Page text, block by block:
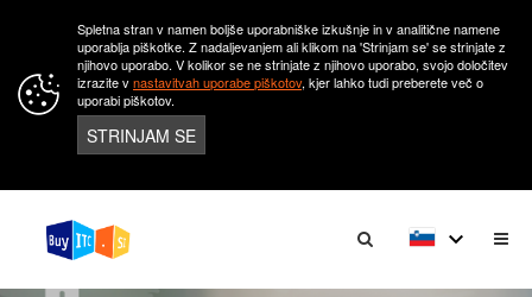
Spletna stran v namen boljše uporabniške izkušnje in v analitične namene
uporablja piškotke. Z nadaljevanjem ali klikom na 'Strinjam se' se strinjate z
njihovo uporabo. V kolikor se ne strinjate z njihovo uporabo, svojo določitev
izrazite vnastavitvah uporabe piškotov, kjer lahko tudi preberete več o
uporabi piškotov.
STRINJAM SE
keyboard_arrow_down